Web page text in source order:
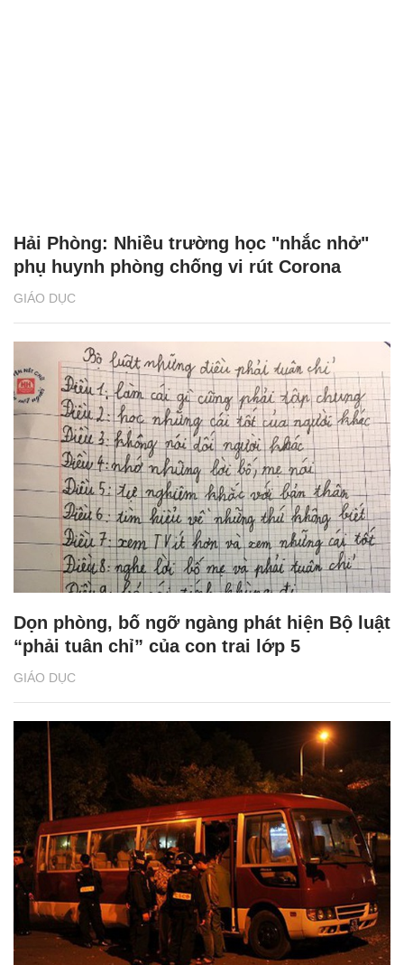
GIÁO DỤC
Hải Phòng: Nhiều trường học "nhắc nhở"
phụ huynh phòng chống vi rút Corona
GIÁO DỤC
Dọn phòng, bố ngỡ ngàng phát hiện Bộ luật
“phải tuân chỉ” của con trai lớp 5